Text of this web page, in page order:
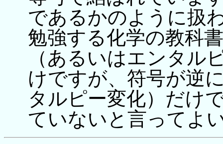
であるかのように扱
勉強する化学の教科
（あるいはエンタル
けですが、符号が逆
タルピー変化）だけ
ていないと言ってよ